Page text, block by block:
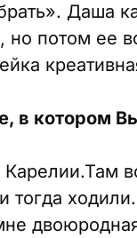
Даша
потом ее
в котором
тогда